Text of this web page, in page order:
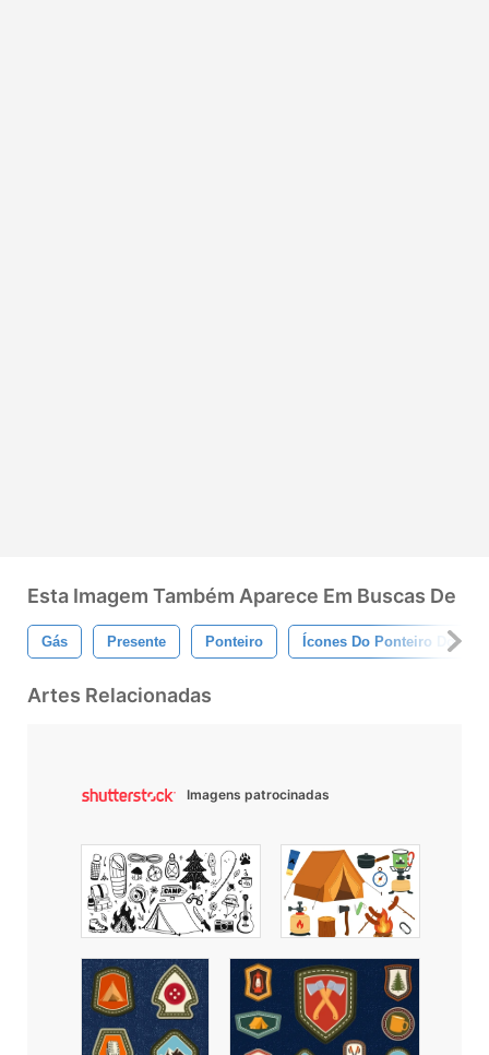
Esta Imagem Também Aparece Em Buscas De
Gás Presente Ponteiro Ícones Do Ponteiro Do
Artes Relacionadas
Imagens patrocinadas